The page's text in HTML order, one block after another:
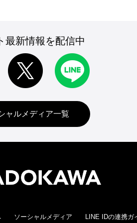
最新情報を配信中
ャルメディア一覧
ソーシャルメディア LINE IDの連携ガ